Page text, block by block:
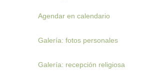
Agendar en calendario
Galería: fotos personales
Galería: recepción religiosa